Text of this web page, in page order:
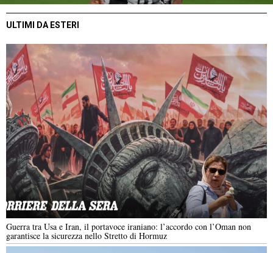
ULTIMI DA ESTERI
Guerra tra Usa e Iran, il portavoce iraniano: l’accordo con l’Oman non
garantisce la sicurezza nello Stretto di Hormuz